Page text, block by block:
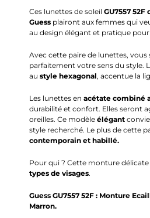
Ces lunettes de soleil GU7557
Guess plairont aux femmes qui
au design élégant et pratique
Avec cette paire de lunettes, vous
parfaitement votre sens du style.
au style hexagonal, accentue la
Les lunettes en acétate combiné
durabilité et confort. Elles seront
oreilles. Ce modèle élégant
style recherché. Le plus de cette
contemporain et habillé.
Pour qui ? Cette monture délicate
types de visages.
Guess GU7557 52F : Monture
Marron.